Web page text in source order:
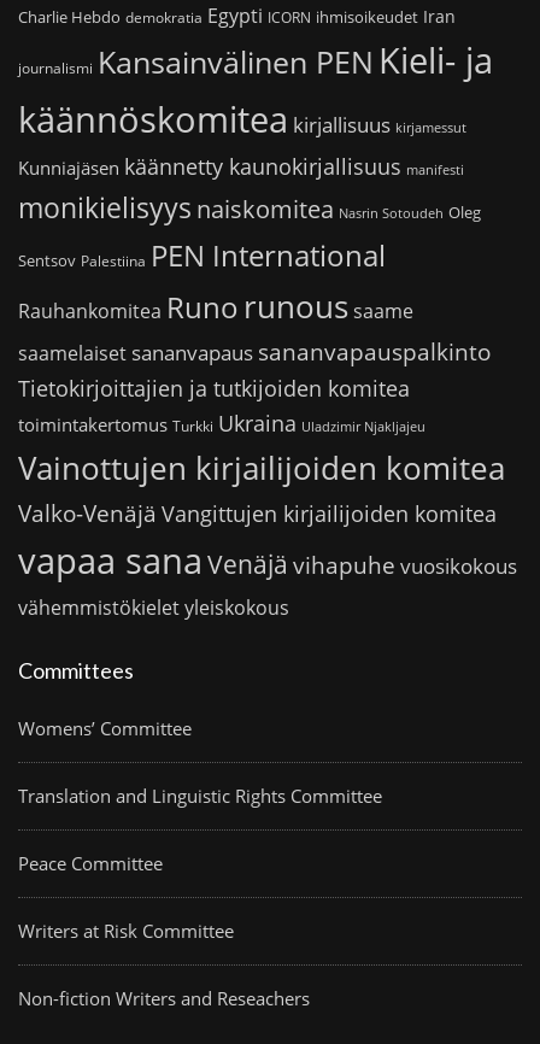
Charlie Hebdo demokratia Egypti ICORN ihmisoikeudet Iran
journalismi Kansainvälinen PEN Kieli- ja
käännöskomitea kirjallisuus kirjamessut
Kunniajäsen käännetty kaunokirjallisuus manifesti
monikielisyys naiskomitea Nasrin Sotoudeh Oleg
Sentsov Palestiina PEN International
Rauhankomitea Runo runoussaame
saamelaiset sananvapaus sananvapauspalkinto
Tietokirjoittajien ja tutkijoiden komitea
toimintakertomus Turkki Ukraina Uladzimir Njakljajeu
Vainottujen kirjailijoiden komitea
Valko-Venäjä Vangittujen kirjailijoiden komitea
vapaa sana Venäjä vihapuhe vuosikokous
vähemmistökieletyleiskokous
Committees
Womens’ Committee
Translation and Linguistic Rights Committee
Peace Committee
Writers at Risk Committee
Non-fiction Writers and Reseachers